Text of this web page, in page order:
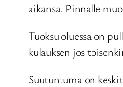
aikansa. Pinnalle
Tuoksu oluessa on
kulauksen jos
Suutuntuma on